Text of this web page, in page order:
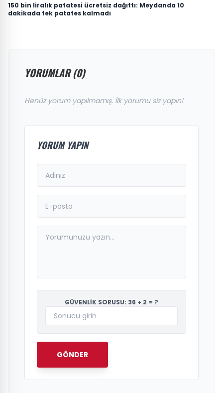
150 bin liralık patatesi ücretsiz dağıttı: Meydanda 10
dakikada tek patates kalmadı
YORUMLAR (0)
Henüz yorum yapılmamış. İlk yorumu siz yapın!
YORUM YAPIN
GÜVENLİK SORUSU: 36 + 2 = ?
GÖNDER